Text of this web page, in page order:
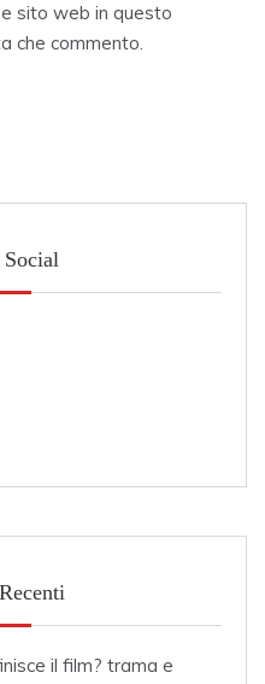
sito web in questo
che commento.
il film? trama e